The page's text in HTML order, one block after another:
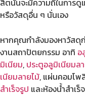
สิตนั้นจะมีความถี่ในการดู
หรือวัสดุอื่น ๆ นั่นเอง
หากคุณกำลังมองหาวัสดุก่
งานสถาปัตยกรรม อาทิ อ
มิเนียม, ประตูอลูมิเนียมล
เนียมลายไม้, แผ่นคอมโ
สำเร็จรูป และห้องน้ำสำเ